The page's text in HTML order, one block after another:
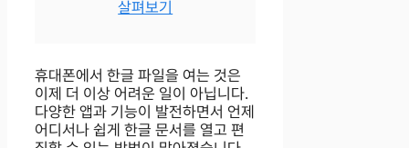
살펴보기
휴대폰에서 한글 파일을 여는 것은
이제 더 이상 어려운 일이 아닙니다.
다양한 앱과 기능이 발전하면서 언제
어디서나 쉽게 한글 문서를 열고 편